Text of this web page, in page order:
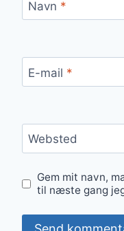
Navn *
E-mail *
Websted
Gem mit navn,
til næste gang